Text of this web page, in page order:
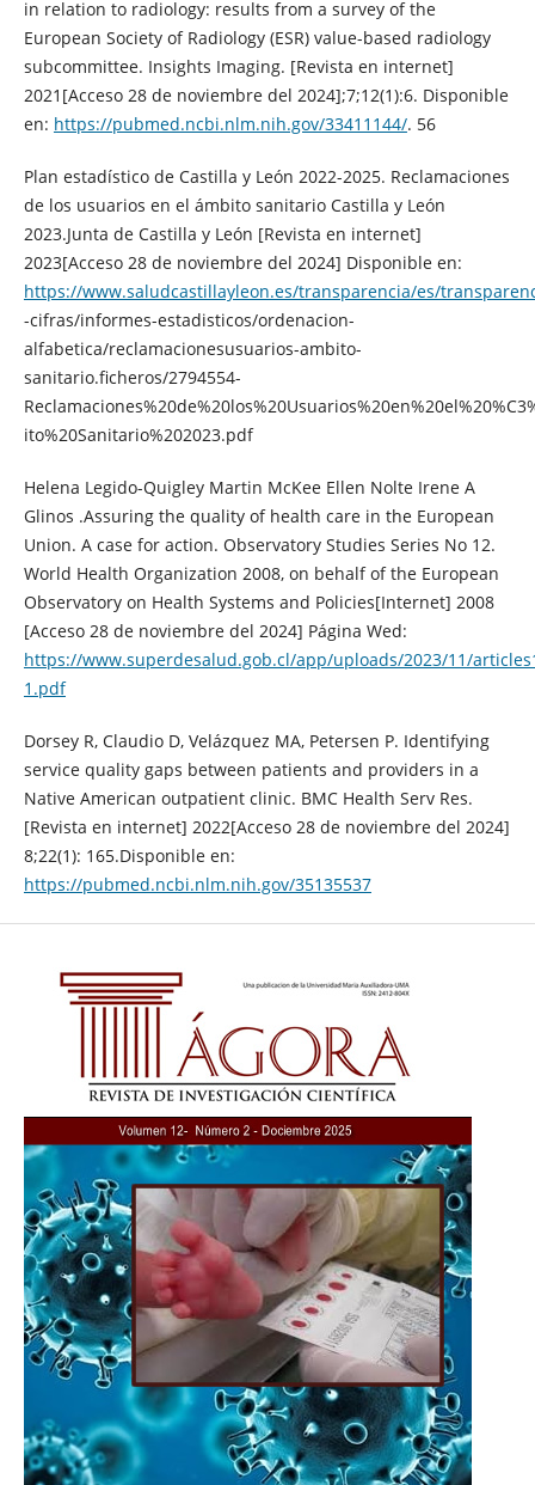
in relation to radiology: results from a survey of the
European Society of Radiology (ESR) value-based radiology
subcommittee. Insights Imaging. [Revista en internet]
2021[Acceso 28 de noviembre del 2024];7;12(1):6. Disponible
en: https://pubmed.ncbi.nlm.nih.gov/33411144/. 56
Plan estadístico de Castilla y León 2022-2025. Reclamaciones
de los usuarios en el ámbito sanitario Castilla y León
2023.Junta de Castilla y León [Revista en internet]
2023[Acceso 28 de noviembre del 2024] Disponible en:
https://www.saludcastillayleon.es/transparencia/es/
-cifras/informes-estadisticos/ordenacion-
alfabetica/reclamacionesusuarios-ambito-
sanitario.ficheros/2794554-
ito%20Sanitario%202023.pdf
Helena Legido-Quigley Martin McKee Ellen Nolte Irene A
Glinos .Assuring the quality of health care in the European
Union. A case for action. Observatory Studies Series No 12.
World Health Organization 2008, on behalf of the European
Observatory on Health Systems and Policies[Internet] 2008
[Acceso 28 de noviembre del 2024] Página Wed:
https://www.superdesalud.gob.cl/app/uploads/2023/11/
1.pdf
Dorsey R, Claudio D, Velázquez MA, Petersen P. Identifying
service quality gaps between patients and providers in a
Native American outpatient clinic. BMC Health Serv Res.
[Revista en internet] 2022[Acceso 28 de noviembre del 2024]
8;22(1): 165.Disponible en:
https://pubmed.ncbi.nlm.nih.gov/35135537